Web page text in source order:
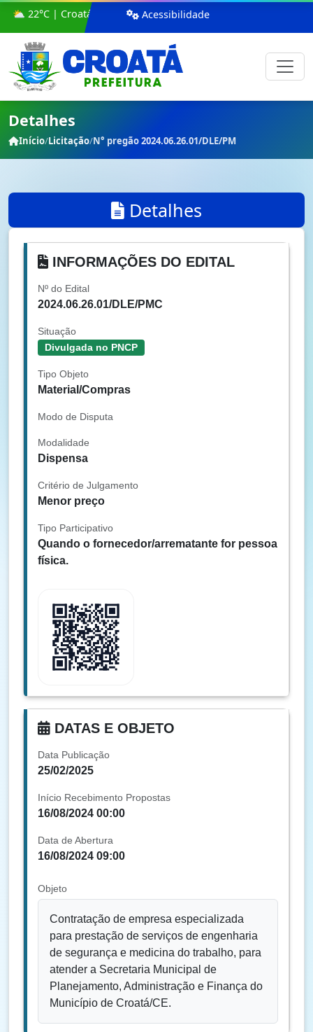
Acessibilidade
⛅ 22°C | Croatá
Detalhes
Início/Licitação/N° pregão 2024.06.26.01/DLE/PM
Detalhes
INFORMAÇÕES DO EDITAL
Nº do Edital
2024.06.26.01/DLE/PMC
Situação
Divulgada no PNCP
Tipo Objeto
Material/Compras
Modo de Disputa
Modalidade
Dispensa
Critério de Julgamento
Menor preço
Tipo Participativo
Quando o fornecedor/arrematante for pessoa
física.
DATAS E OBJETO
Data Publicação
25/02/2025
Início Recebimento Propostas
16/08/2024 00:00
Data de Abertura
16/08/2024 09:00
Objeto
Contratação de empresa especializada
para prestação de serviços de engenharia
de segurança e medicina do trabalho, para
atender a Secretaria Municipal de
Planejamento, Administração e Finança do
Município de Croatá/CE.